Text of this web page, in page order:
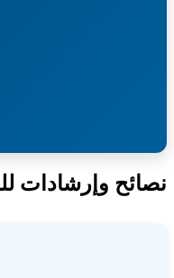
نصائح وإرشادات